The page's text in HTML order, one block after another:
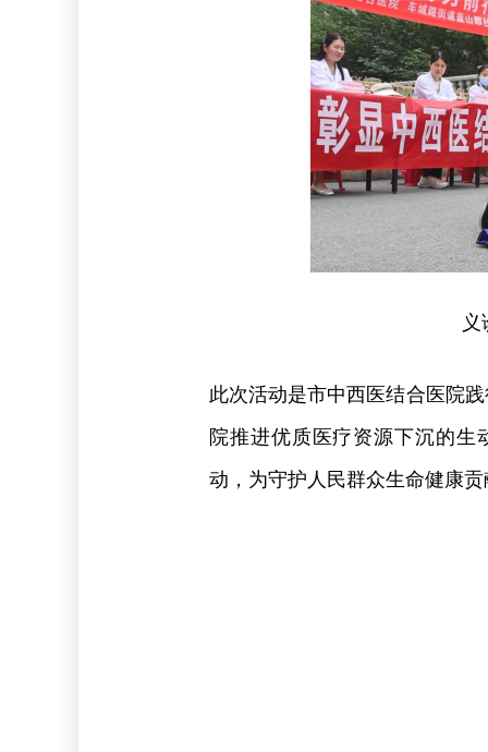
此次活动是市中西医结合医院
院推进优质医疗资源下沉的
动，为守护人民群众生命健康